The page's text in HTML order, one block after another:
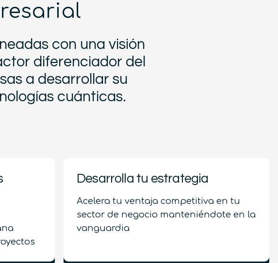
con una visión
diferenciador del
a desarrollar su
cuánticas.
Desarrolla tu estrategia
Acelera tu ventaja competitiva en tu
sector de negocio manteniéndote en la
vanguardia